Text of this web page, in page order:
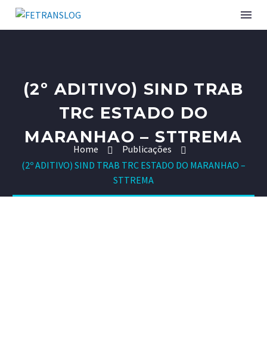
SINDICATOS ASSOCIADOS
SERVIÇOS
CURSOS E EVENTOS
PUBLICAÇÕES
(2º ADITIVO) SIND TRAB
TRC ESTADO DO
MARANHAO – STTREMA
Home
Publicações
(2º ADITIVO) SIND TRAB TRC ESTADO DO MARANHAO –
STTREMA